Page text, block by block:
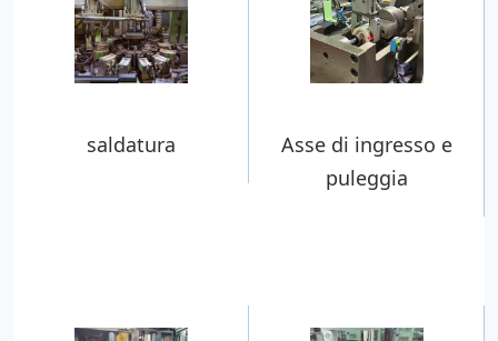
saldatura
Asse di ingresso e
puleggia